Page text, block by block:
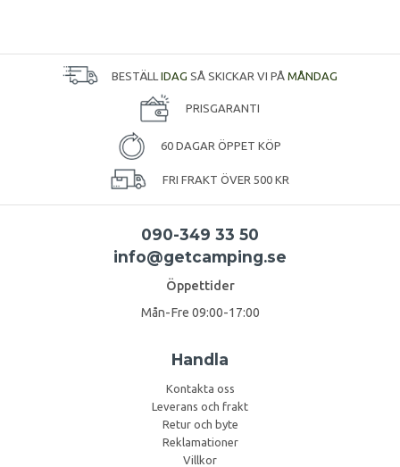
BESTÄLL IDAG SÅ SKICKAR VI PÅ MÅNDAG
PRISGARANTI
60 DAGAR ÖPPET KÖP
FRI FRAKT ÖVER 500 KR
090-349 33 50
info@getcamping.se
Öppettider
Mån-Fre 09:00-17:00
Handla
Kontakta oss
Leverans och frakt
Retur och byte
Reklamationer
Villkor